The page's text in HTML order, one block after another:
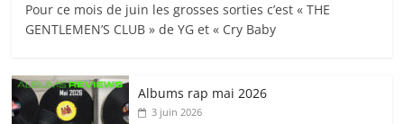
Pour ce mois de juin les grosses sorties c’est « THE
GENTLEMEN’S CLUB » de YG et « Cry Baby
Albums rap mai 2026
3 juin 2026